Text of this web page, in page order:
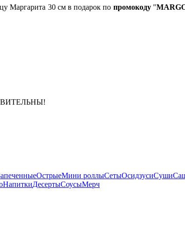
Маргарита 30 см в подарок по промокоду"
ОстрыеМини роллыСетыОсидзусиСуши
НапиткиДесертыСоусыМерч